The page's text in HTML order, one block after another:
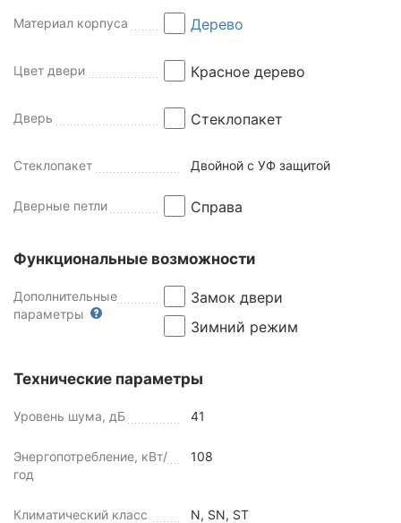
Материал корпуса Дерево
Цвет двери Красное дерево
Дверь Стеклопакет
Стеклопакет Двойной с УФ защитой
Дверные петли Справа
Функциональные возможности
Дополнительные
параметры
Замок двери
Зимний режим
Технические параметры
Уровень шума, дБ 41
Энергопотребление, кВт/
год
108
Климатический класс N, SN, ST